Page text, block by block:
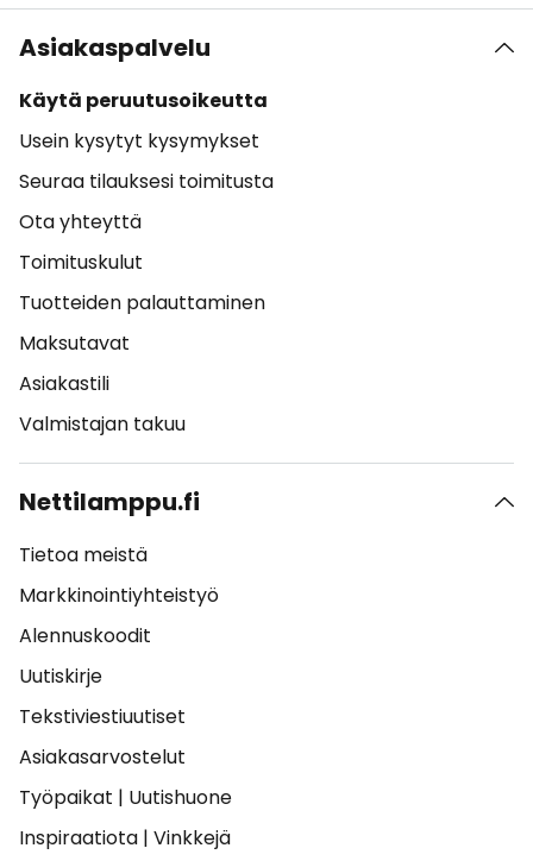
Asiakaspalvelu
Käytä peruutusoikeutta
Usein kysytyt kysymykset
Seuraa tilauksesi toimitusta
Ota yhteyttä
Toimituskulut
Tuotteiden palauttaminen
Maksutavat
Asiakastili
Valmistajan takuu
Nettilamppu.fi
Tietoa meistä
Markkinointiyhteistyö
Alennuskoodit
Uutiskirje
Tekstiviestiuutiset
Asiakasarvostelut
Työpaikat | Uutishuone
Inspiraatiota | Vinkkejä